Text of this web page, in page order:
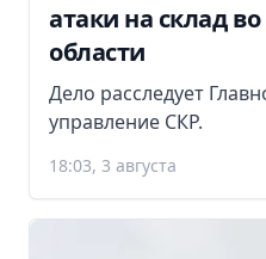
атаки на склад
области
Дело расследует
управление СКР.
18:03, 3 августа